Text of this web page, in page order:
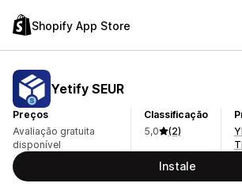
Shopify App Store
Yetify SEUR
Preços
Avaliação gratuita
disponível
Classificação
5,0
(2)
Instale